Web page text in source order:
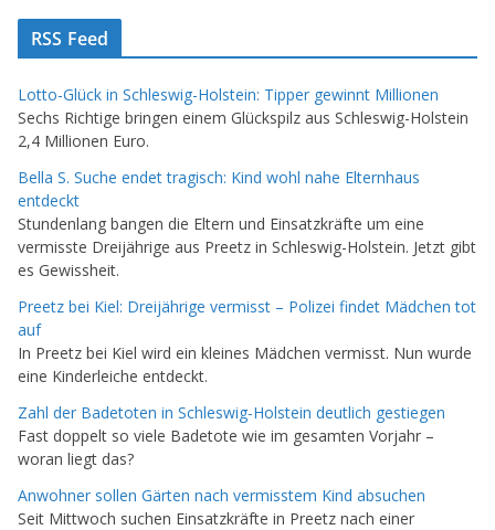
RSS Feed
Lotto-Glück in Schleswig-Holstein: Tipper gewinnt Millionen
Sechs Richtige bringen einem Glückspilz aus Schleswig-Holstein
2,4 Millionen Euro.
Bella S. Suche endet tragisch: Kind wohl nahe Elternhaus
entdeckt
Stundenlang bangen die Eltern und Einsatzkräfte um eine
vermisste Dreijährige aus Preetz in Schleswig-Holstein. Jetzt gibt
es Gewissheit.
Preetz bei Kiel: Dreijährige vermisst – Polizei findet Mädchen tot
auf
In Preetz bei Kiel wird ein kleines Mädchen vermisst. Nun wurde
eine Kinderleiche entdeckt.
Zahl der Badetoten in Schleswig-Holstein deutlich gestiegen
Fast doppelt so viele Badetote wie im gesamten Vorjahr –
woran liegt das?
Anwohner sollen Gärten nach vermisstem Kind absuchen
Seit Mittwoch suchen Einsatzkräfte in Preetz nach einer